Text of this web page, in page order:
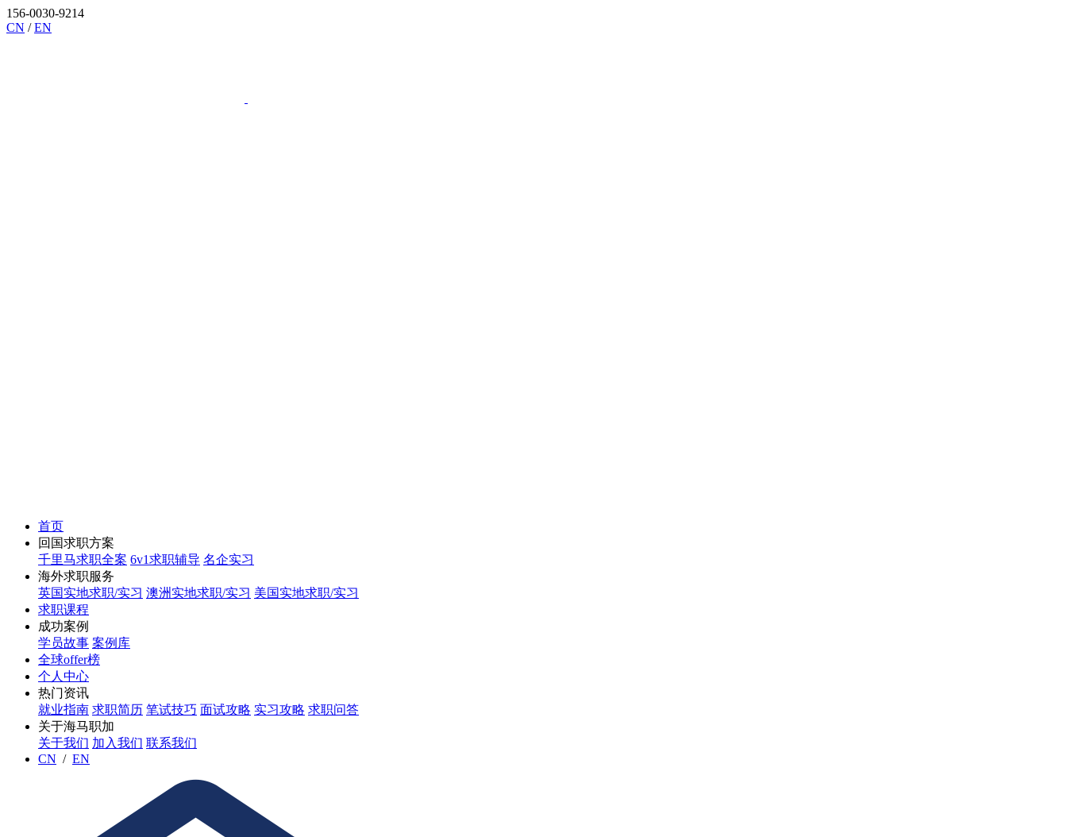
156-0030-9214
CN /EN
首页
回国求职方案
千里马求职全案 6v1求职辅导 名企实习
海外求职服务
英国实地求职/实习 澳洲实地求职/实习 美国实地求职/实习
求职课程
成功案例
学员故事 案例库
全球offer榜
个人中心
热门资讯
就业指南 求职简历 笔试技巧 面试攻略 实习攻略 求职问答
关于海马职加
关于我们 加入我们 联系我们
CN / EN